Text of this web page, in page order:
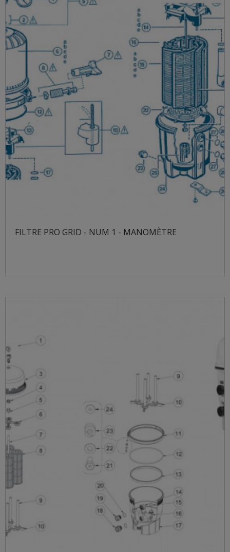
FILTRE PRO GRID - NUM 1 - MANOMÈTRE